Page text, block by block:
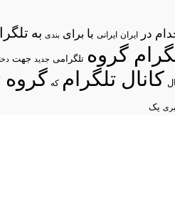
در ایران ایرانی با برای بندی به
گروه تلگرامی جدید جهت
کانال تلگرام که گروه
یک